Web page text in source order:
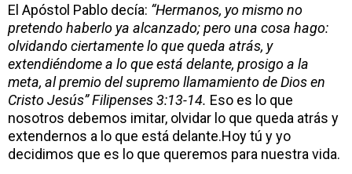
El Apóstol Pablo decía: “Hermanos, yo mismo no
pretendo haberlo ya alcanzado; pero una cosa hago:
olvidando ciertamente lo que queda atrás, y
extendiéndome a lo que está delante, prosigo a la
meta, al premio del supremo llamamiento de Dios en
Cristo Jesús” Filipenses 3:13-14. Eso es lo que
nosotros debemos imitar, olvidar lo que queda atrás y
extendernos a lo que está delante.Hoy tú y yo
decidimos que es lo que queremos para nuestra vida.